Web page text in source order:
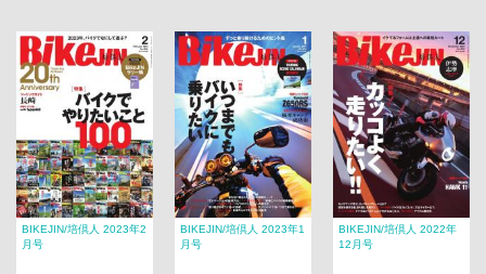
BIKEJIN/培倶人 2023年2
月号
BIKEJIN/培倶人 2023年1
月号
BIKEJIN/培倶人 2022年
12月号